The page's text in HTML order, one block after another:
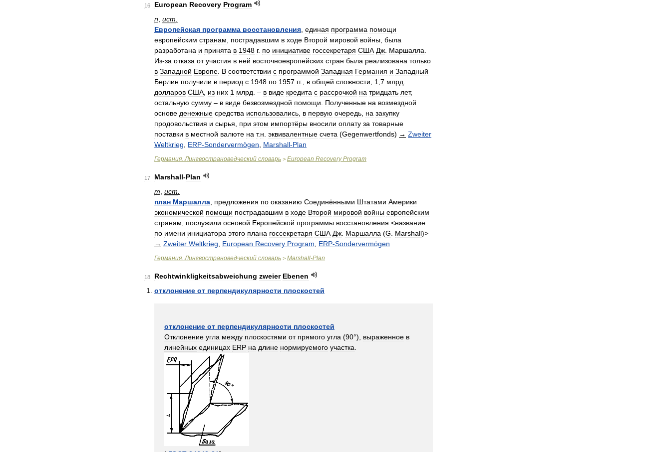
16 European Recovery Program
n ист
Европейская программа восстановления единая программа помощи
европейским странам пострадавшим в ходе Второй мировой войны была
разработана и принята в 1948 г. по инициативе госсекретаря США Дж Маршалла
Из-за отказа от участия в ней восточноевропейских стран была реализована только
в Западной Европе В соответствии с программой Западная Германия и Западный
Берлин получили в период с 1948 по 1957 гг., в общей сложности 1 7 млрд
долларов США из них 1 млрд . – в виде кредита с рассрочкой на тридцать лет,
остальную сумму – в виде безвозмездной помощи Полученные на возмездной
основе денежные средства использовались в первую очередь на закупку
продовольствия и сырья при этом импортёры вносили оплату за товарные
поставки в местной валюте на т.н эквивалентные счета (Gegenwertfonds) → Zweiter
Weltkrieg
ERP-Sondervermögen Marshall-Plan
Германия.Лингвострановедческий словарь > European Recovery Program
17 Marshall-Plan
m ист
план Маршалла предложения по оказанию Соединёнными Штатами Америки
экономической помощи пострадавшим в ходе Второй мировой войны европейским
странам
послужили основой Европейской программы восстановления <название
по имени инициатора этого плана госсекретаря США Дж Маршалла (G Marshall)>
→ Zweiter Weltkrieg European Recovery Program ERP-Sondervermögen
Германия.Лингвострановедческий словарь > Marshall-Plan
18 Rechtwinkligkeitsabweichung zweier Ebenen
отклонение от перпендикулярности плоскостей
отклонение от перпендикулярности плоскостей
Отклонение угла между плоскостями от прямого угла (90°), выраженное в
линейных единицах ERP на длине нормируемого участка